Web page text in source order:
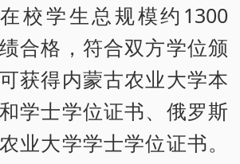
校学生总规模约1300
合格，符合双方学位颁
获得内蒙古农业大学本
学士学位证书、俄罗斯
业大学学士学位证书。